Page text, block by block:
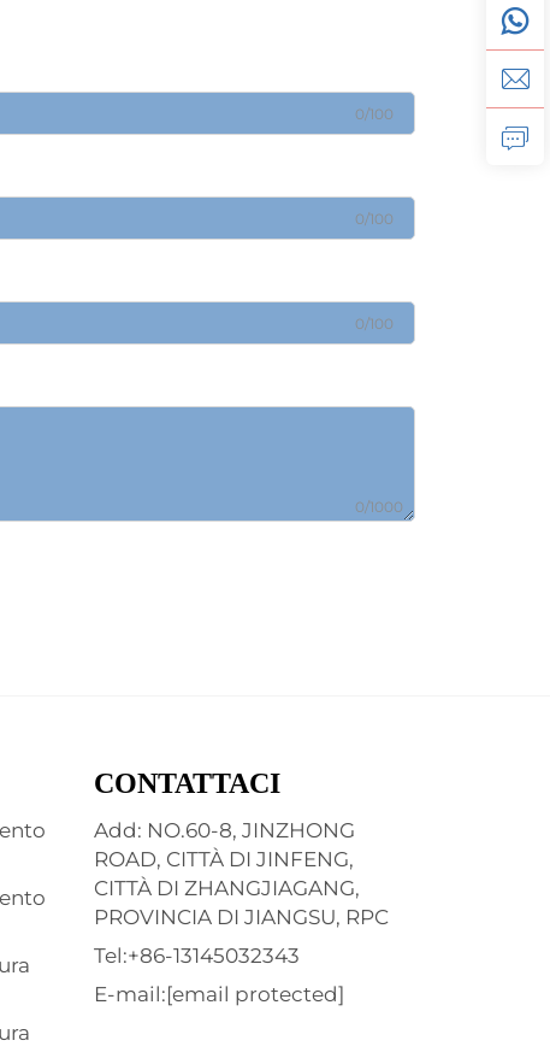
0/100
0/100
0/100
0/1000
CONTATTACI
Add: NO.60-8, JINZHONG
ROAD, CITTÀ DI JINFENG,
CITTÀ DI ZHANGJIAGANG,
PROVINCIA DI JIANGSU, RPC
Tel:+86-13145032343
E-mail:[email protected]